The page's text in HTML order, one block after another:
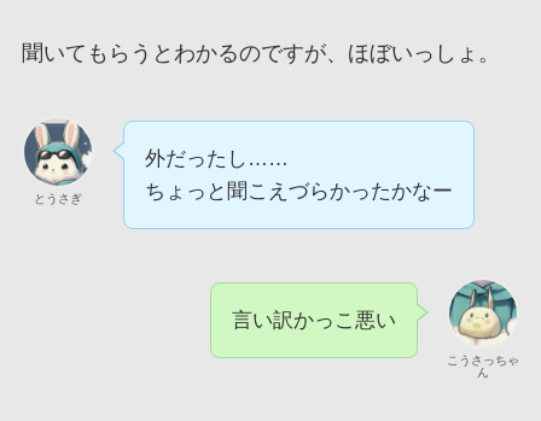
聞いてもらうとわかるのですが、ほぼいっしょ。
とうさぎ
外だったし……
ちょっと聞こえづらかったかなー
こうさっちゃ
ん
言い訳かっこ悪い